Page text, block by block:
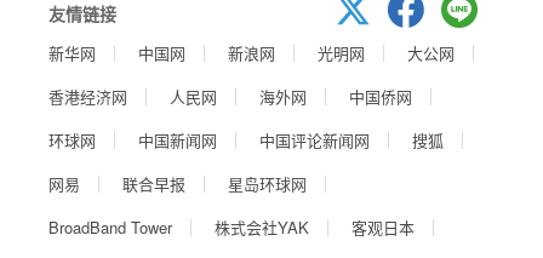
友情链接
新华网 中国网 新浪网 光明网
大公网
香港经济网
人民网 海外网
中国侨网
环球网
中国新闻网 中国评论新闻网
搜狐
网易
联合早报
星岛环球网
BroadBand Tower
株式会社YAK
客观日本